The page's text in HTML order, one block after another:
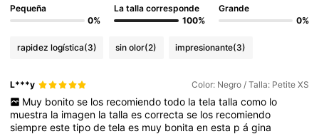
Pequeña
0%
La talla corresponde
100%
Grande
0%
rapidez logística(3) sin olor(2) impresionante(3)
L***y Color: Negro / Talla: Petite XS
Muy bonito se los recomiendo todo la tela talla como lo
muestra la imagen latallaescorrectase los recomiendo
siempreestetipodetelaes muy bonitaenesta página